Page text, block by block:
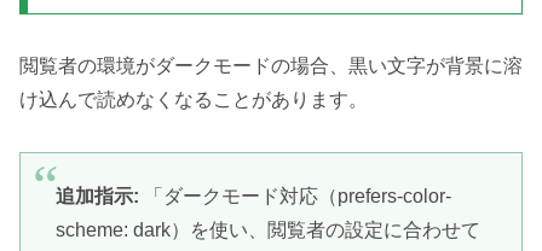
閲覧者の環境がダークモードの場合、黒い文字が背景に溶
け込んで読めなくなることがあります。
追加指示: 「ダークモード対応（prefers-color-
scheme: dark）を使い、閲覧者の設定に合わせて